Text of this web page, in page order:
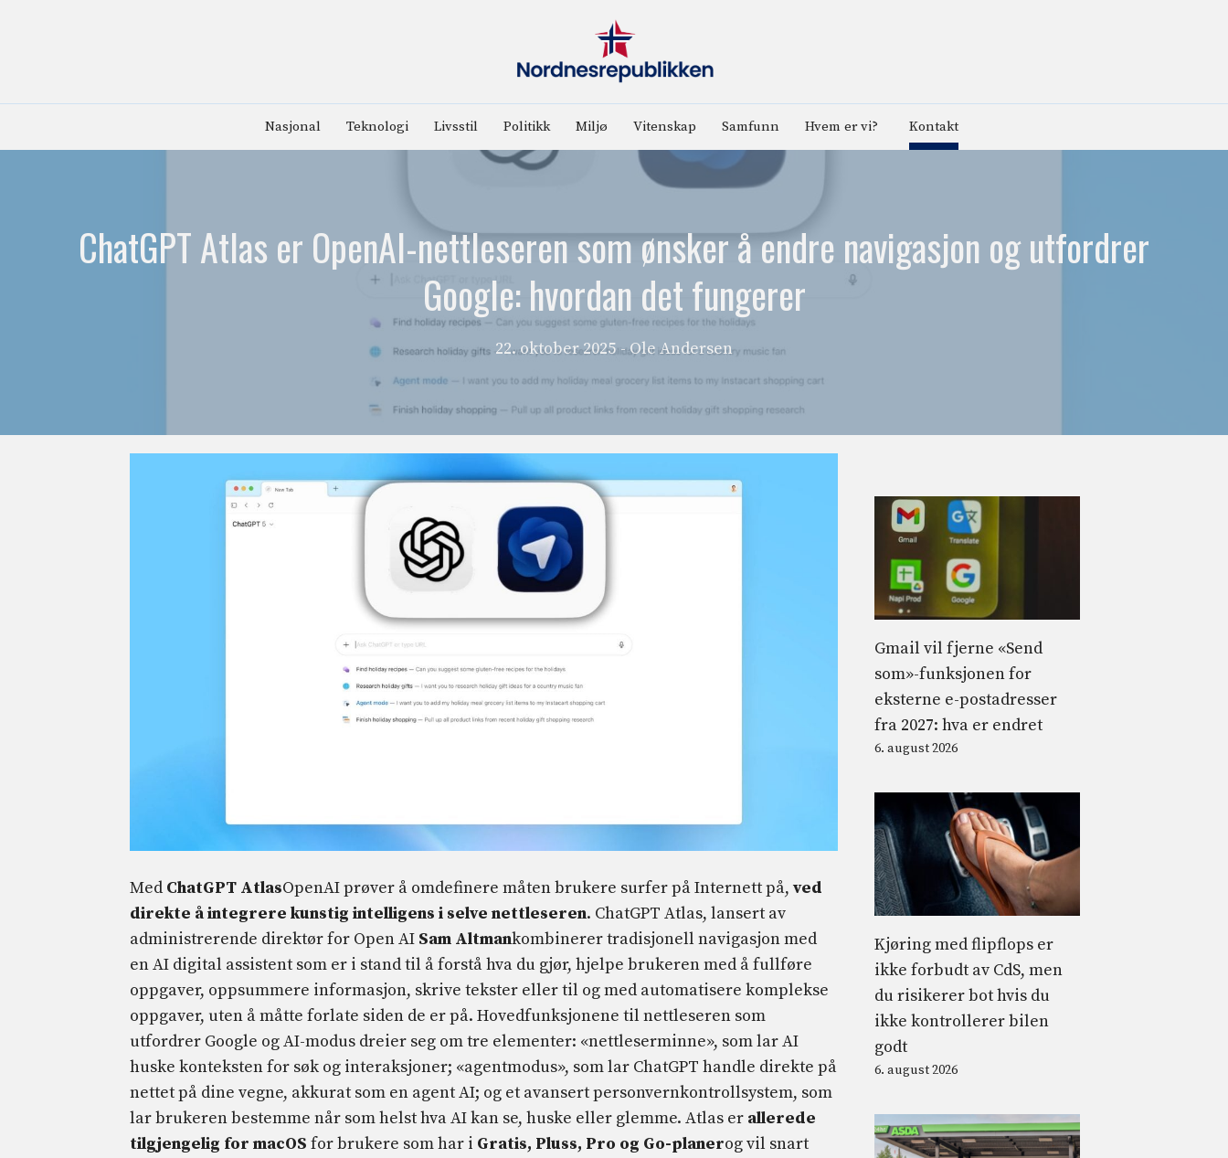
Nasjonal Teknologi Livsstil Politikk Miljø Vitenskap Samfunn Hvem er vi? Kontakt
ChatGPT Atlas er OpenAI-nettleseren som ønsker å endre navigasjon og utfordrer
Google: hvordan det fungerer
22. oktober 2025 - Ole Andersen
Med ChatGPT AtlasOpenAI prøver å omdefinere måten brukere surfer på Internett på, ved
direkte å integrere kunstig intelligens i selve nettleseren. ChatGPT Atlas, lansert av
administrerende direktør for Open AI Sam Altmankombinerer tradisjonell navigasjon med
en AI digital assistent som er i stand til å forstå hva du gjør, hjelpe brukeren med å fullføre
oppgaver, oppsummere informasjon, skrive tekster eller til og med automatisere komplekse
oppgaver, uten å måtte forlate siden de er på. Hovedfunksjonene til nettleseren som
utfordrer Google og AI-modus dreier seg om tre elementer: «nettleserminne», som lar AI
huske konteksten for søk og interaksjoner; «agentmodus», som lar ChatGPT handle direkte på
nettet på dine vegne, akkurat som en agent AI; og et avansert personvernkontrollsystem, som
lar brukeren bestemme når som helst hva AI kan se, huske eller glemme. Atlas er allerede
tilgjengelig for macOS for brukere som har i Gratis, Pluss, Pro og Go-planerog vil snart
Gmail vil fjerne «Send
som»-funksjonen for
eksterne e-postadresser
fra 2027: hva er endret
6. august 2026
Kjøring med flipflops er
ikke forbudt av CdS, men
du risikerer bot hvis du
ikke kontrollerer bilen
godt
6. august 2026